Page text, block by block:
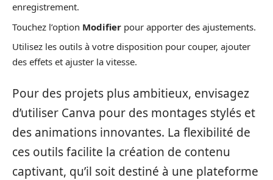
enregistrement.
Touchez l’option Modifier pour apporter des ajustements.
Utilisez les outils à votre disposition pour couper, ajouter
des effets et ajuster la vitesse.
Pour des projets plus ambitieux, envisagez
d’utiliser Canva pour des montages stylés et
des animations innovantes. La flexibilité de
ces outils facilite la création de contenu
captivant, qu’il soit destiné à une plateforme